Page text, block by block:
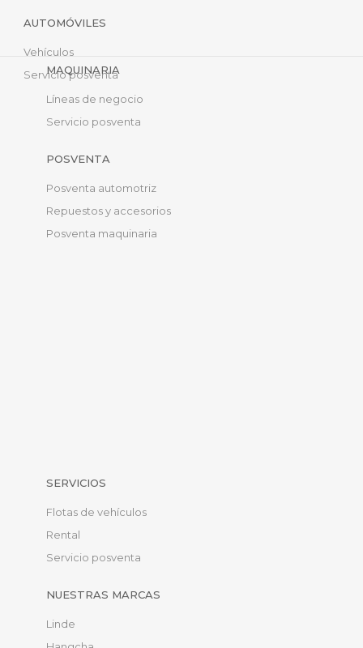
AUTOMÓVILES
Vehículos
Servicio posventa
MAQUINARIA
Líneas de negocio
Servicio posventa
POSVENTA
Posventa automotriz
Repuestos y accesorios
Posventa maquinaria
SERVICIOS
Flotas de vehículos
Rental
Servicio posventa
NUESTRAS MARCAS
Linde